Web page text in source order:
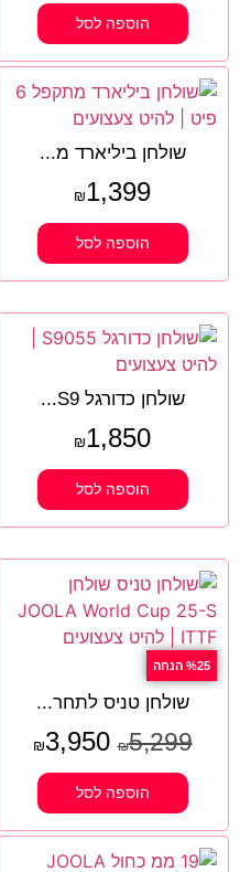
הוספה לסל
שולחן ביליארד מ...
₪1,399
הוספה לסל
שולחן כדורגל S9...
₪1,850
הוספה לסל
%25 הנחה
שולחן טניס לתחר...
₪5,299
₪3,950
הוספה לסל